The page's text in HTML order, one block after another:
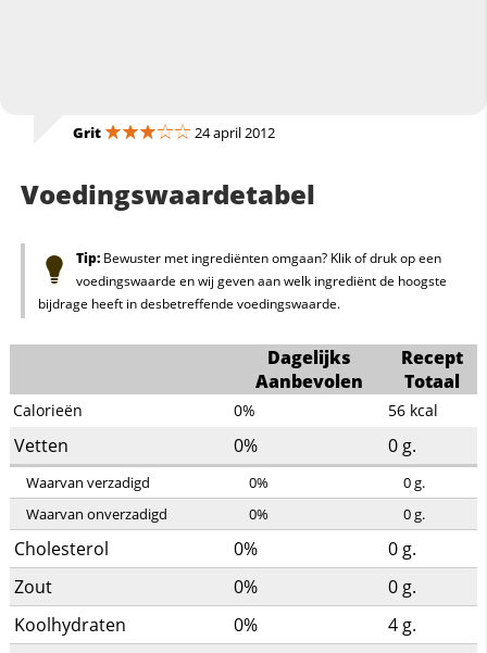
Grit 24 april 2012
Voedingswaardetabel
Tip:Bewuster met ingrediënten omgaan? Klik of druk op een
voedingswaarde en wij geven aan welk ingrediënt de hoogste
bijdrage heeft in desbetreffende voedingswaarde.
Dagelijks
Aanbevolen
Recept
Totaal
Calorieën 0% 56 kcal
Vetten 0% 0 g.
Waarvan verzadigd 0% 0g.
Waarvan onverzadigd
0% 0g.
Cholesterol 0% 0 g.
Zout
0% 0 g.
Koolhydraten
0% 4 g.